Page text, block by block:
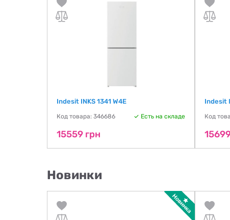
Indesit INKS 1341 W4E
Код товара: 346686 Есть на складе
15559 грн
Indesit
Код
Новинки